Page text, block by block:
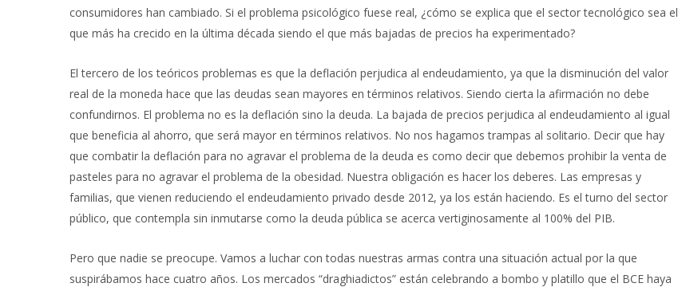
consumidores han cambiado. Si el problema psicológico fuese real, ¿cómo se explica que el sector tecnológico sea el
que más ha crecido en la última década siendo el que más bajadas de precios ha experimentado?
El tercero de los teóricos problemas es que la deflación perjudica al endeudamiento, ya que la disminución del valor
real de la moneda hace que las deudas sean mayores en términos relativos. Siendo cierta la afirmación no debe
confundirnos. El problema no es la deflación sino la deuda. La bajada de precios perjudica al endeudamiento al igual
que beneficia al ahorro, que será mayor en términos relativos. No nos hagamos trampas al solitario. Decir que hay
que combatir la deflación para no agravar el problema de la deuda es como decir que debemos prohibir la venta de
pasteles para no agravar el problema de la obesidad. Nuestra obligación es hacer los deberes. Las empresas y
familias, que vienen reduciendo el endeudamiento privado desde 2012, ya los están haciendo. Es el turno del sector
público, que contempla sin inmutarse como la deuda pública se acerca vertiginosamente al 100% del PIB.
Pero que nadie se preocupe. Vamos a luchar con todas nuestras armas contra una situación actual por la que
suspirábamos hace cuatro años. Los mercados “draghiadictos” están celebrando a bombo y platillo que el BCE haya